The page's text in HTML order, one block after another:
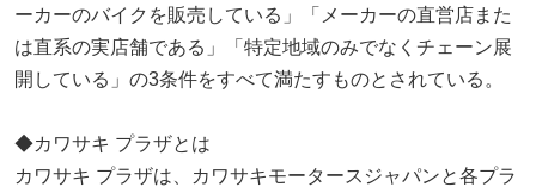
ーカーのバイクを販売している」「メーカーの直営店また
は直系の実店舗である」「特定地域のみでなくチェーン展
開している」の3条件をすべて満たすものとされている。
◆カワサキ プラザとは
カワサキ プラザは、カワサキモータースジャパンと各プラ